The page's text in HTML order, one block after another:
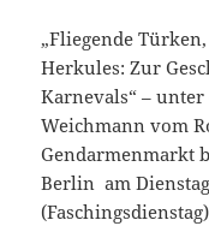
„Fliegende
Herkules: Zur
Karnevals“ –
Weichmann vom
Gendarmenmarkt
Berlin am